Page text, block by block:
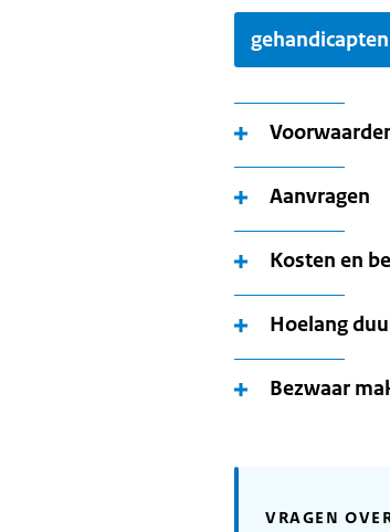
Aanvragen
Kosten en
Hoelang
Bezwaar
VRAGEN